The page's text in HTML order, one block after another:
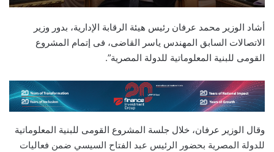
أشاد الوزير محمد عرفان رئيس هيئة الرقابة الإدارية، بدور وزير
الاتصالات السابق المهندس ياسر القاضى، فى إتمام المشروع
القومى للبنية المعلوماتية للدولة المصرية”.
وقال الوزير عرفان، خلال جلسة المشروع القومى للبنية المعلوماتية
للدولة المصرية بحضور الرئيس عبد الفتاح السيسي ضمن فعاليات